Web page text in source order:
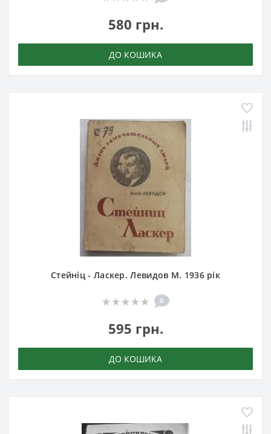
580 грн.
ДО КОШИКА
Стейніц - Ласкер. Левидов М. 1936 рік
0
595 грн.
ДО КОШИКА